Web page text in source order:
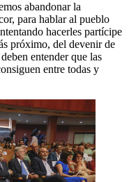
abandonar la
para hablar al pueblo
hacerles partícipe
próximo, del devenir de
entender que las
entre todas y